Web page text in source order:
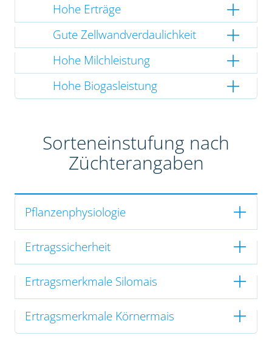
Hohe Erträge
Gute Zellwandverdaulichkeit
Hohe Milchleistung
Hohe Biogasleistung
Sorteneinstufung nach
Züchterangaben
Pflanzenphysiologie
Ertragssicherheit
Ertragsmerkmale Silomais
Ertragsmerkmale Körnermais